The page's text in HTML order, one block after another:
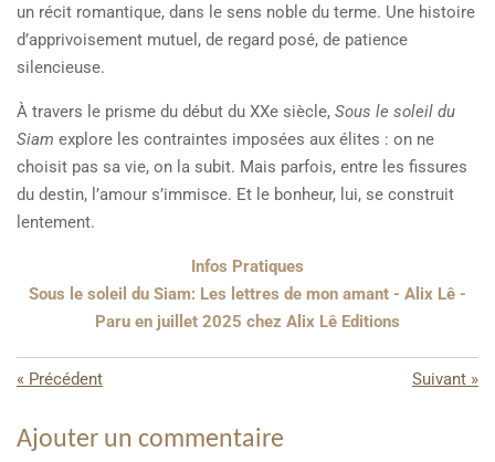
un récit romantique, dans le sens noble du terme. Une histoire
d’apprivoisement mutuel, de regard posé, de patience
silencieuse.
À travers le prisme du début du XXe siècle, Sous le soleil du
Siam explore les contraintes imposées aux élites : on ne
choisit pas sa vie, on la subit. Mais parfois, entre les fissures
du destin, l’amour s’immisce. Et le bonheur, lui, se construit
lentement.
Infos Pratiques
Sous le soleil du Siam: Les lettres de mon amant - Alix Lê -
Paru en juillet 2025 chez Alix Lê Editions
« Précédent Suivant »
Ajouter un commentaire